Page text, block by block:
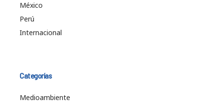
México
Perú
Internacional
Categorías
Medioambiente